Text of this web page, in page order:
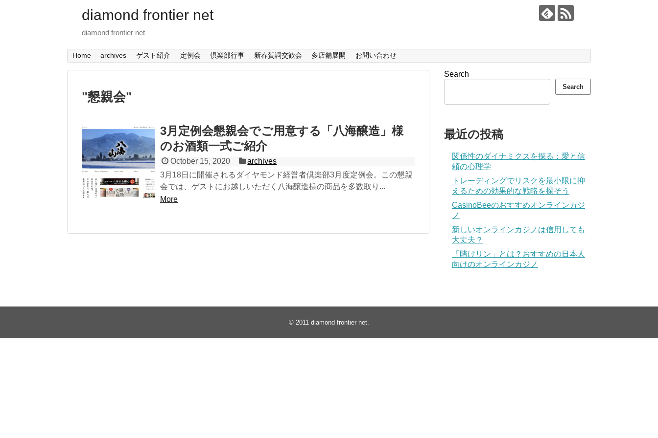
diamond frontier net
diamond frontier net
Home archives ゲスト紹介 定例会 倶楽部行事 新春賀詞交歓会 多店舗展開 お問い合わせ
"懇親会"
3月定例会懇親会でご用意する「八海醸造」様
のお酒類一式ご紹介
October 15, 2020
archives
3月18日に開催されるダイヤモンド経営者倶楽部3月度定例会。この懇親
会では、ゲストにお越しいただく八海醸造様の商品を多数取り...
More
Search
Search
最近の投稿
関係性のダイナミクスを探る：愛と信
頼の心理学
トレーディングでリスクを最小限に抑
えるための効果的な戦略を探そう
CasinoBeeのおすすめオンラインカジ
ノ
新しいオンラインカジノは信用しても
大丈夫？
「賭けリン」とは？おすすめの日本人
向けのオンラインカジノ
© 2011 diamond frontier net.